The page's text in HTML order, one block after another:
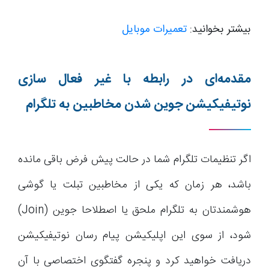
بیشتر بخوانید: تعمیرات موبایل
مقدمه‌ای در رابطه با غیر فعال سازی
نوتیفیکیشن جوین شدن مخاطبین به تلگرام
اگر تنظیمات تلگرام شما در حالت پیش فرض باقی مانده
باشد، هر زمان که یکی از مخاطبین تبلت یا گوشی
هوشمندتان به تلگرام ملحق یا اصطلاحا جوین (Join)
شود، از سوی این اپلیکیشن پیام رسان نوتیفیکیشن
دریافت خواهید کرد و پنجره گفتگوی اختصاصی با آن